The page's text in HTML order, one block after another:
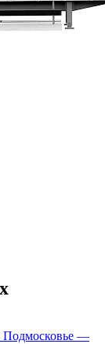
Подмосковье —